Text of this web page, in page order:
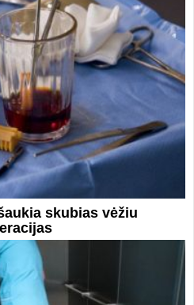
skubias vėžiu